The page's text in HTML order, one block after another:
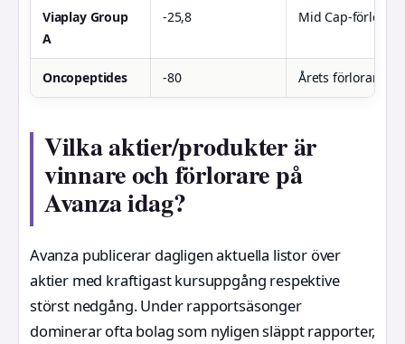
Viaplay Group
A
-25,8 Mid Cap-
Oncopeptides -80 Årets förlorare
Vilka aktier/produkter är
vinnare och förlorare på
Avanza idag?
Avanza publicerar dagligen aktuella listor över
aktier med kraftigast kursuppgång respektive
störst nedgång. Under rapportsäsonger
dominerar ofta bolag som nyligen släppt rapporter,